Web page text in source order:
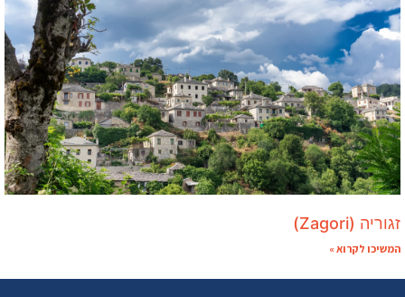
זגוריה (Zagori)
המשיכו לקרוא »